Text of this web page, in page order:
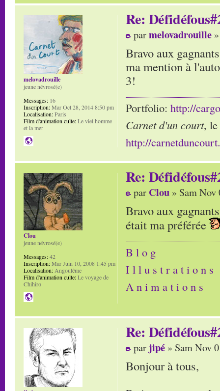
Re:
parmelovadrouille
Bravo aux
ma mention à
3!
Portfolio: http://
Carnet d'un court,
http://
melovadrouille
jeune névrosé(e)
Messages: 16
Inscription:Mar Oct 28, 2014 8:50 pm
Localisation:Paris
Film d'animation culte:Le viel homme
et la mer
Re:
par Clou » Sam Nov
Bravo aux
était ma préférée
B l o g
I l l u s t r a t i o n s
A n i m a t i o n s
Clou
jeune névrosé(e)
Messages:42
Inscription:Mar Juin 10, 2008 1:45 pm
Localisation: Angoulême
Film d'animation culte:Le voyage de
Chihiro
Re:
par jipé » Sam Nov
Bonjour à tous,